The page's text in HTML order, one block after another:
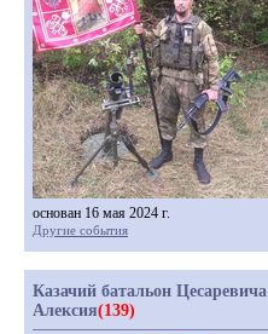
основан 16 мая 2024 г.
Другие события
Казачий батальон Цесаревича
Алексия(139)